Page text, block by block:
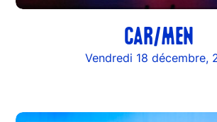
CAR/MEN
Vendredi 18 décembre,